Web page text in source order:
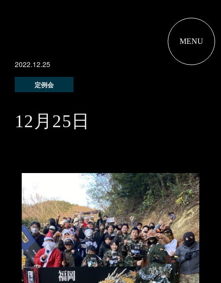
MENU
2022.12.25
定例会
12月25日